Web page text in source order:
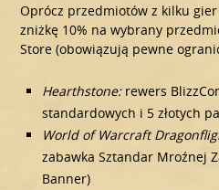
Oprócz przedmiotów z kilku
zniżkę 10% na wybrany
Store (obowiązują pewne
Hearthstone: rewers
standardowych i 5 złotych
World of Warcraft
zabawka Sztandar Mroźnej
Banner)